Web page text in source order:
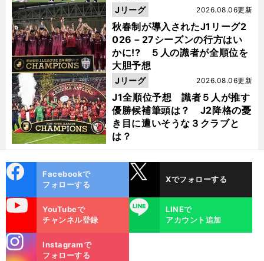
秋春制が導入されたJ1リーグ2
026－27シーズンの行方はい
かに!? ５人の識者が全順位を
大胆予想
2026.08.06更新
Jリーグ
J1全順位予想 識者５人が推す
優勝候補筆頭は？ J2降格の憂
き目に遭いそうな３クラブと
は？
2026.08.06更新
Jリーグ
ok
Facebookで
フォローする
Xでフォローする
YouTubeで
チャンネル登録
LINE
LINEで
アカウント追加
m
Instagramで
フォローする